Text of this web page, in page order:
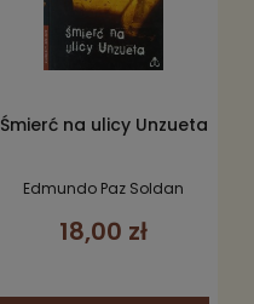
Śmierć na ulicy Unzueta
Edmundo Paz Soldan
18,00 zł